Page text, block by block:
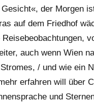
der Morgen
auf dem Friedhof
auch wenn Wien
/ und wie ein
erfahren will über
und